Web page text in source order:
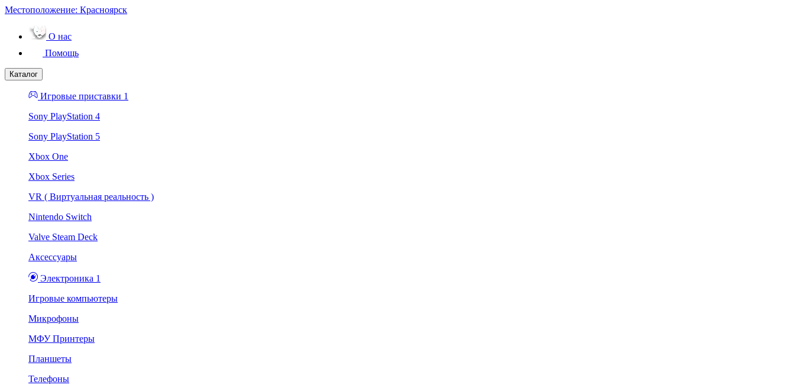
Местоположение: Красноярск
О нас
Помощь
Каталог
Игровые приставки 1
Sony PlayStation 4
Sony PlayStation 5
Xbox One
Xbox Series
VR ( Виртуальная реальность )
Nintendo Switch
Valve Steam Deck
Аксессуары
Электроника 1
Игровые компьютеры
Микрофоны
МФУ Принтеры
Планшеты
Телефоны